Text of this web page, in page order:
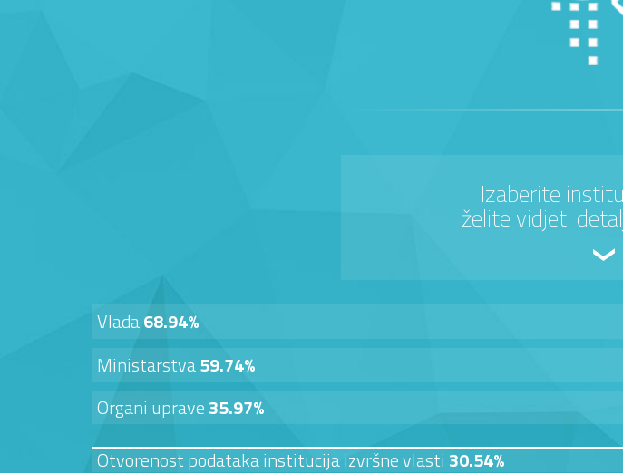
Izaberite
želite vidjeti
Vlada68.94%
Ministarstva59.74%
Organi uprave35.97%
Otvorenost podataka institucija izvršne vlasti 30.54%